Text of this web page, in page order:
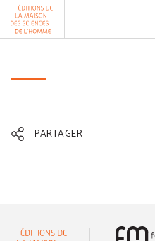
Aller au contenu
PARTAGER
Panneau de gestion des cookies